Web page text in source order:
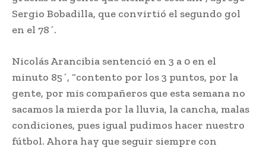
Sergio Bobadilla, que convirtió el segundo gol
en el 78´.
Nicolás Arancibia sentenció en 3 a 0 en el
minuto 85´, “contento por los 3 puntos, por la
gente, por mis compañeros que esta semana no
sacamos la mierda por la lluvia, la cancha, malas
condiciones, pues igual pudimos hacer nuestro
fútbol. Ahora hay que seguir siempre con